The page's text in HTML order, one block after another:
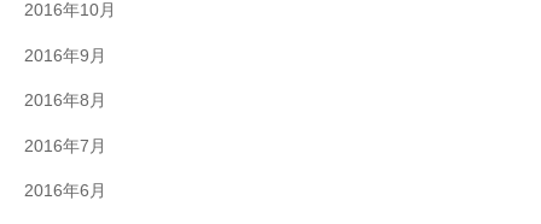
2016年10月
2016年9月
2016年8月
2016年7月
2016年6月